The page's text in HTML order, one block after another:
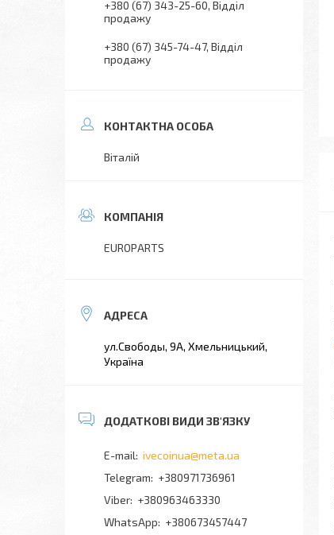
+380 (67) 343-25-60 Відділ
продажу
+380 (67) 345-74-47 Відділ
продажу
Віталій
EUROPARTS
ул.Свободы, 9А, Хмельницький,
Україна
ivecoinua@meta.ua
+380971736961
+380963463330
+380673457447